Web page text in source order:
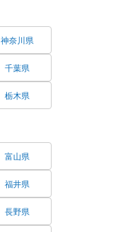
神奈川県
千葉県
栃木県
富山県
福井県
長野県